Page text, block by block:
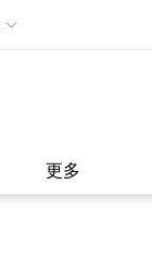
更多